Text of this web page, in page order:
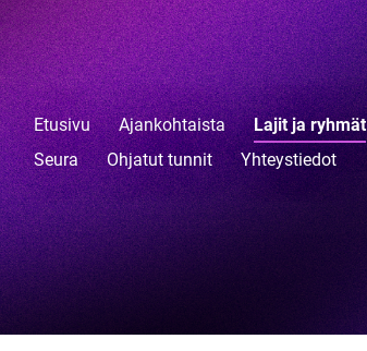
Etusivu Ajankohtaista Lajit ja ryhmät
Seura
Ohjatut tunnit Yhteystiedot